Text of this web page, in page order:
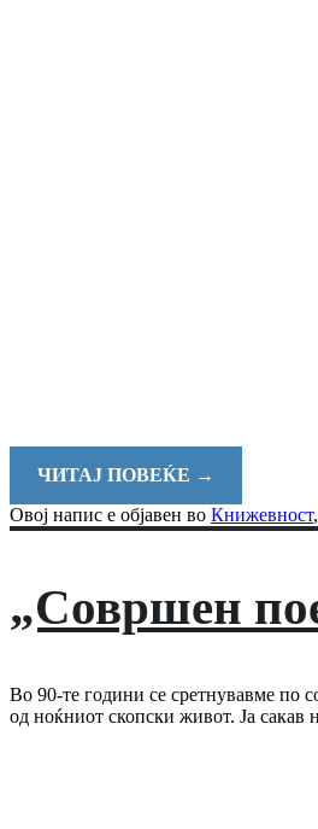
ЧИТАЈ ПОВЕЌЕ →
Овој напис е објавен во Книжевност,
„Совршен
Во 90-те години се сретнувавме по
од ноќниот скопски живот. Ја сакав